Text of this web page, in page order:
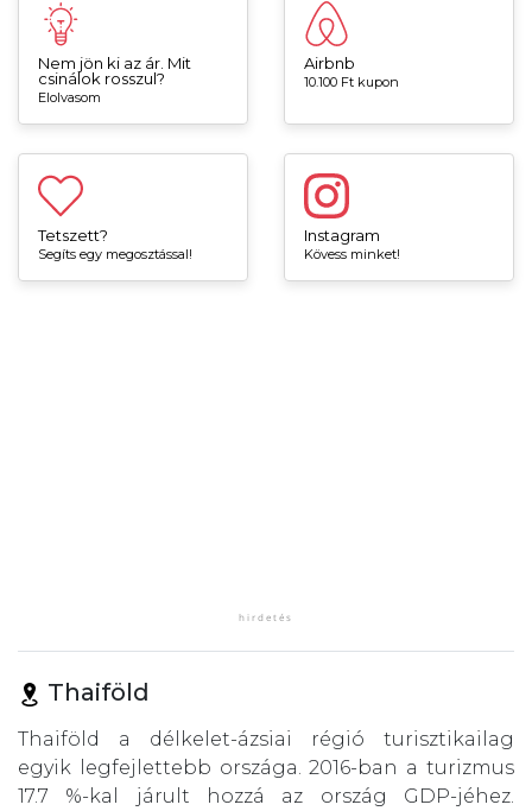
Nem jön ki az ár. Mit
csinálok rosszul?
Elolvasom
Airbnb
10.100 Ft kupon
Tetszett?
Segíts egy megosztással!
Instagram
Kövess minket!
Thaiföld
Thaiföld a délkelet-ázsiai régió turisztikailag
egyik legfejlettebb országa. 2016-ban a turizmus
17.7 %-kal járult hozzá az ország GDP-jéhez.